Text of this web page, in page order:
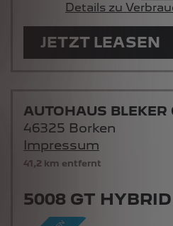
Details zu
JETZT LEASEN
41,2 km entfernt
5008 GT
AUTOHAUS BLEKER
46325 Borken
Impressum